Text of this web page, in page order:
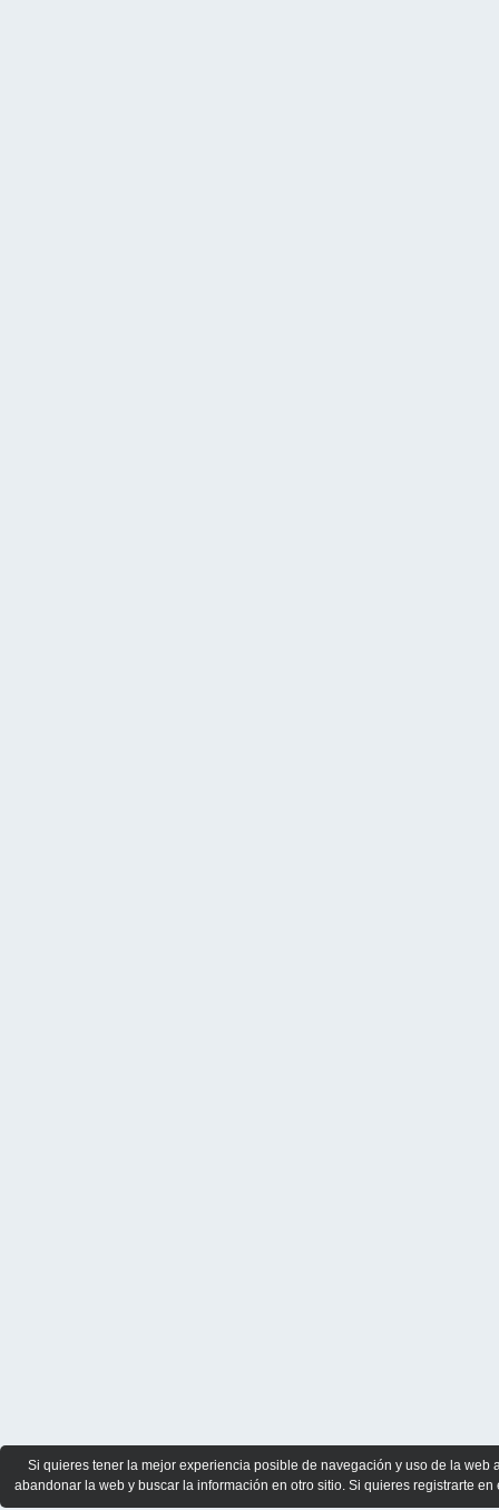
Si quieres tener la mejor experiencia posible de navegación y uso de la
abandonar la web y buscar la información en otro sitio. Si quieres registrarte